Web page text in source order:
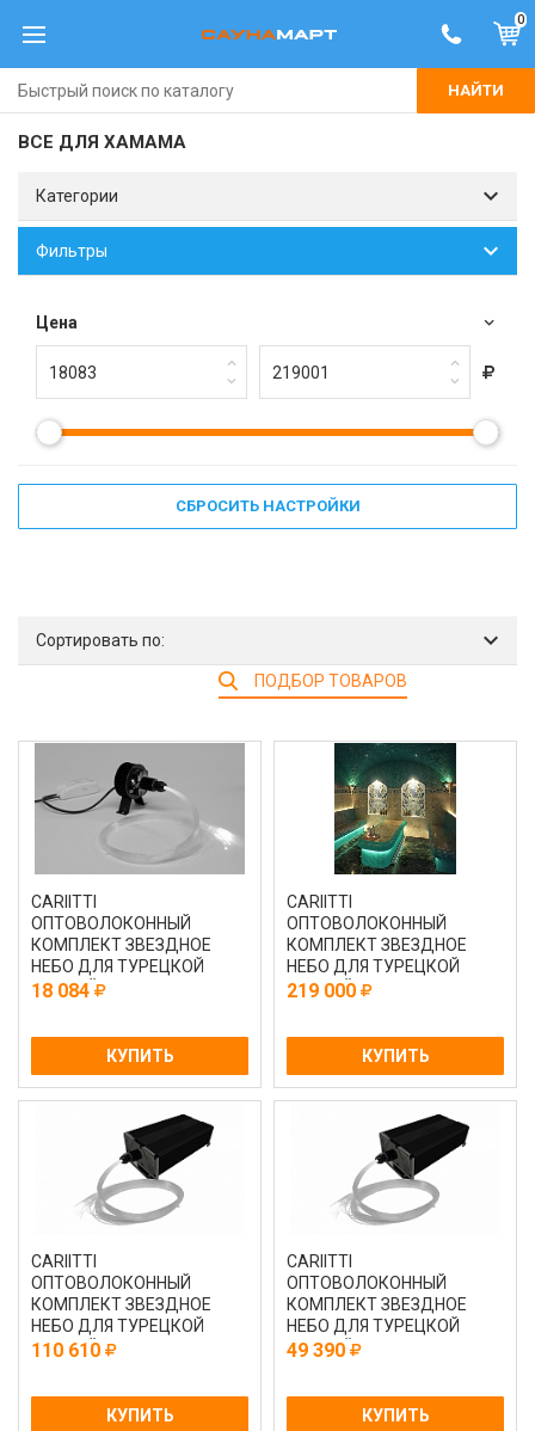
0
НАЙТИ
ВСЕ ДЛЯ ХАМАМА
Категории
Фильтры
Цена
СБРОСИТЬ НАСТРОЙКИ
Сортировать по:
ПОДБОР ТОВАРОВ
CARIITTI
ОПТОВОЛОКОННЫЙ
КОМПЛЕКТ ЗВЕЗДНОЕ
НЕБО ДЛЯ ТУРЕЦКОЙ
ПАРНОЙ С ПРОЕКТОРОМ
18 084
КУПИТЬ
CARIITTI
ОПТОВОЛОКОННЫЙ
КОМПЛЕКТ ЗВЕЗДНОЕ
НЕБО ДЛЯ ТУРЕЦКОЙ
ПАРНОЙ С ПРОЕКТОРОМ
219 000
КУПИТЬ
CARIITTI
ОПТОВОЛОКОННЫЙ
КОМПЛЕКТ ЗВЕЗДНОЕ
НЕБО ДЛЯ ТУРЕЦКОЙ
ПАРНОЙ С ПРОЕКТОРОМ
110 610
КУПИТЬ
CARIITTI
ОПТОВОЛОКОННЫЙ
КОМПЛЕКТ ЗВЕЗДНОЕ
НЕБО ДЛЯ ТУРЕЦКОЙ
ПАРНОЙ С ПРОЕКТОРОМ
49 390
КУПИТЬ